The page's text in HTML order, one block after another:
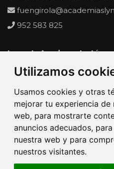
Utilizamos
Usamos cookies y otras
mejorar tu experiencia de
web, para mostrarte
anuncios adecuados,
nuestra web y para
nuestros visitantes.
952 583 825
Lynne's Academy La Línea
Calle Oviedo s/n Pje. La
956 176 261
©Lynne’s Academy
VisionClick®